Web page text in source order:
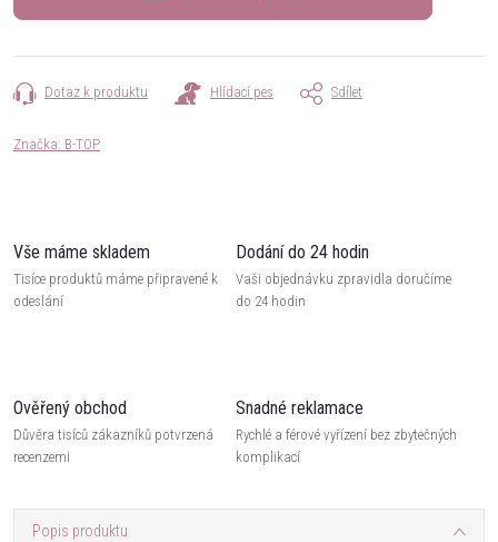
Dotaz k produktu Hlídací pes Sdílet
Značka: B-TOP
Vše máme skladem
Tisíce produktů máme připravené k
odeslání
Dodání do 24 hodin
Vaši objednávku zpravidla doručíme
do 24 hodin
Ověřený obchod
Důvěra tisíců zákazníků potvrzená
recenzemi
Snadné reklamace
Rychlé a férové vyřízení bez zbytečných
komplikací
Popis produktu